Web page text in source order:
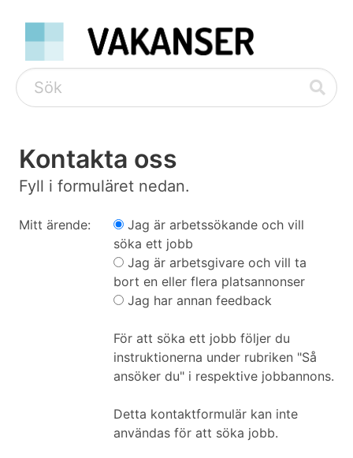
Kontakta oss
Fyll i formuläret nedan.
Mitt ärende:
Jag är arbetssökande och vill
söka ett jobb
Jag är arbetsgivare och vill ta
bort en eller flera platsannonser
Jag har annan feedback
För att söka ett jobb följer du
instruktionerna under rubriken "Så
ansöker du" i respektive jobbannons.
Detta kontaktformulär kan inte
användas för att söka jobb.